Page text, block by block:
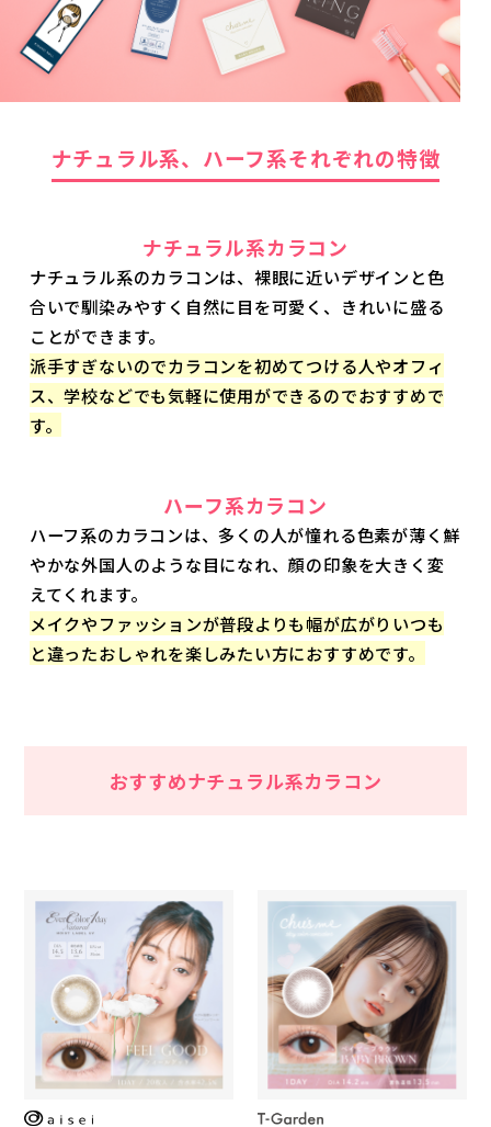
ナチュラル系、ハーフ系それぞれの特徴
ナチュラル系カラコン
ナチュラル系のカラコンは、裸眼に近いデザインと色
合いで馴染みやすく自然に目を可愛く、きれいに盛る
ことができます。
派手すぎないのでカラコンを初めてつける人やオフィ
ス、学校などでも気軽に使用ができるのでおすすめで
す。
ハーフ系カラコン
ハーフ系のカラコンは、多くの人が憧れる色素が薄く鮮
やかな外国人のような目になれ、顔の印象を大きく変
えてくれます。
メイクやファッションが普段よりも幅が広がりいつも
と違ったおしゃれを楽しみたい方におすすめです。
おすすめナチュラル系カラコン